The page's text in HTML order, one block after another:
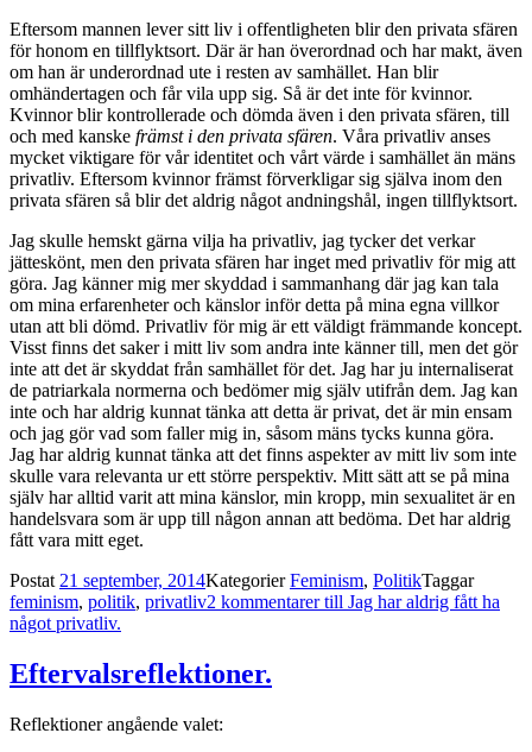
Eftersom mannen lever sitt liv i offentligheten blir den privata sfären
för honom en tillflyktsort. Där är han överordnad och har makt, även
om han är underordnad ute i resten av samhället. Han blir
omhändertagen och får vila upp sig. Så är det inte för kvinnor.
Kvinnor blir kontrollerade och dömda även i den privata sfären, till
och med kanske främst i den privata sfären. Våra privatliv anses
mycket viktigare för vår identitet och vårt värde i samhället än mäns
privatliv. Eftersom kvinnor främst förverkligar sig själva inom den
privata sfären så blir det aldrig något andningshål, ingen tillflyktsort.
Jag skulle hemskt gärna vilja ha privatliv, jag tycker det verkar
jätteskönt, men den privata sfären har inget med privatliv för mig att
göra. Jag känner mig mer skyddad i sammanhang där jag kan tala
om mina erfarenheter och känslor inför detta på mina egna villkor
utan att bli dömd. Privatliv för mig är ett väldigt främmande koncept.
Visst finns det saker i mitt liv som andra inte känner till, men det gör
inte att det är skyddat från samhället för det. Jag har ju internaliserat
de patriarkala normerna och bedömer mig själv utifrån dem. Jag kan
inte och har aldrig kunnat tänka att detta är privat, det är min ensam
och jag gör vad som faller mig in, såsom mäns tycks kunna göra.
Jag har aldrig kunnat tänka att det finns aspekter av mitt liv som inte
skulle vara relevanta ur ett större perspektiv. Mitt sätt att se på mina
själv har alltid varit att mina känslor, min kropp, min sexualitet är en
handelsvara som är upp till någon annan att bedöma. Det har aldrig
fått vara mitt eget.
Postat 21 september, 2014KategorierFeminism, PolitikTaggar
feminism, politik, privatliv2 kommentarertill Jag har aldrig fått ha
något privatliv.
Eftervalsreflektioner.
Reflektioner angående valet: